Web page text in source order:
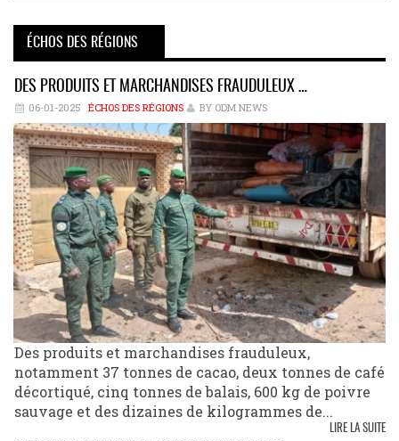
ÉCHOS DES RÉGIONS
DES PRODUITS ET MARCHANDISES FRAUDULEUX …
06-01-2025 ÉCHOS DES RÉGIONS BY ODM NEWS
Des produits et marchandises frauduleux,
notamment 37 tonnes de cacao, deux tonnes de café
décortiqué, cinq tonnes de balais, 600 kg de poivre
sauvage et des dizaines de kilogrammes de...
LIRE LA SUITE